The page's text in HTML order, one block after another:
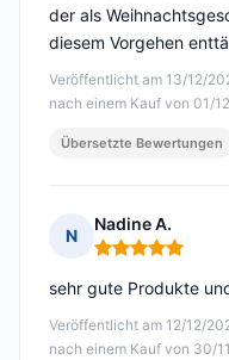
Veröffentlicht am 13/12/
nach einem Kauf von 01/
der als
diesem Vorgehen
Übersetzte Bewertungen
N
Nadine A.
Hinweis: 5 von 5
Veröffentlicht am 12/12/
nach einem Kauf von 30/
sehr gute Produkte